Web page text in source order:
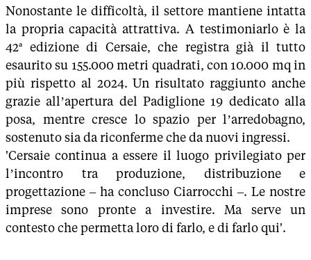
Nonostante le difficoltà, il settore mantiene intatta
la propria capacità attrattiva. A testimoniarlo è la
42ª edizione di Cersaie, che registra già il tutto
esaurito su 155.000 metri quadrati, con 10.000 mq in
più rispetto al 2024. Un risultato raggiunto anche
grazie all’apertura del Padiglione 19 dedicato alla
posa, mentre cresce lo spazio per l’arredobagno,
sostenuto sia da riconferme che da nuovi ingressi.
'Cersaie continua a essere il luogo privilegiato per
l’incontro tra produzione, distribuzione e
progettazione – ha concluso Ciarrocchi –. Le nostre
imprese sono pronte a investire. Ma serve un
contesto che permetta loro di farlo, e di farlo qui'.